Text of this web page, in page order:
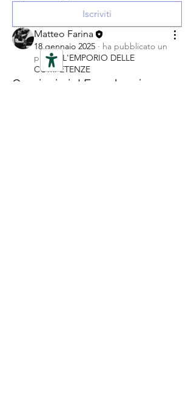
Iscriviti
Matteo Farina
18 gennaio 2025 · ha pubblicato un
post in L'EMPORIO DELLE
COMPETENZE
Comincio io! Ecco le mie